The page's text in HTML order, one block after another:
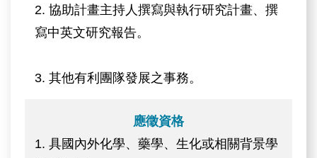
2. 協助計畫主持人撰寫與執行研究計畫、撰
寫中英文研究報告。
3. 其他有利團隊發展之事務。
應徵資格
1. 具國內外化學、藥學、生化或相關背景學